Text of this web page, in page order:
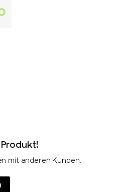
mit anderen Kunden.